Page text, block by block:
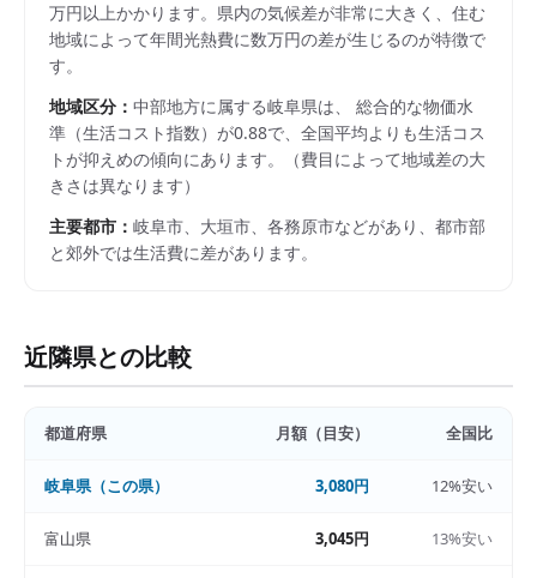
万円以上かかります。県内の気候差が非常に大きく、住む
地域によって年間光熱費に数万円の差が生じるのが特徴で
す。
地域区分： 中部地方に属する岐阜県は、 総合的な物価水
準（生活コスト指数）が0.88で、 全国平均よりも生活コス
トが抑えめの傾向にあります。
（費目によって地域差の大
きさは異なります）
主要都市： 岐阜市、大垣市、各務原市などがあり、都市部
と郊外では生活費に差があります。
近隣県との比較
都道府県 月額（目安） 全国比
岐阜県（この県） 3,080円 12%安い
富山県 3,045円 13%安い